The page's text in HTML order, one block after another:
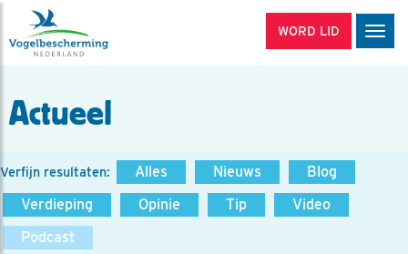
WORD LID
Actueel
Verfijn resultaten: Alles Nieuws
Blog
Verdieping
Opinie Tip
Video
Podcast